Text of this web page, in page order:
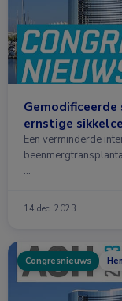
ernstige
Een verminderde
…
14 dec. 2023
Congresnieuws